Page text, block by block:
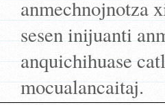
anmechnojnotza
sesen inijuanti
anquichihuase
mocualancaitaj.